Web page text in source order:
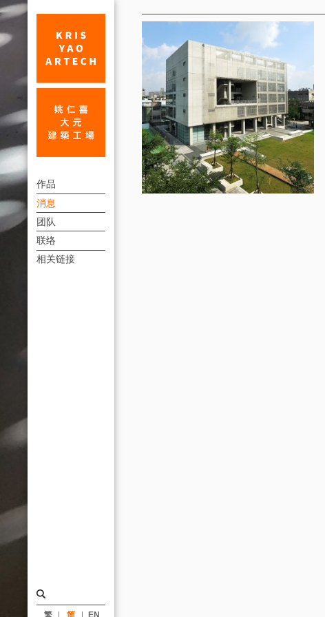
市
都
市
景
首
上
方
連
結
選
單
作品
消息
团队
联络
相关链接
繁 简 EN
息